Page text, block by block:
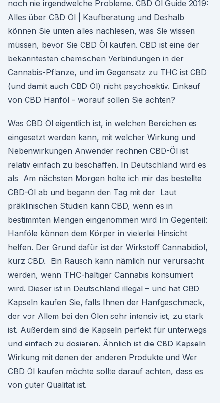
noch nie irgendwelche Probleme. CBD Öl Guide 2019:
Alles über CBD Öl | Kaufberatung und Deshalb
können Sie unten alles nachlesen, was Sie wissen
müssen, bevor Sie CBD Öl kaufen. CBD ist eine der
bekanntesten chemischen Verbindungen in der
Cannabis-Pflanze, und im Gegensatz zu THC ist CBD
(und damit auch CBD Öl) nicht psychoaktiv. Einkauf
von CBD Hanföl - worauf sollen Sie achten?
Was CBD Öl eigentlich ist, in welchen Bereichen es
eingesetzt werden kann, mit welcher Wirkung und
Nebenwirkungen Anwender rechnen CBD-Öl ist
relativ einfach zu beschaffen. In Deutschland wird es
als Am nächsten Morgen holte ich mir das bestellte
CBD-Öl ab und begann den Tag mit der Laut
präklinischen Studien kann CBD, wenn es in
bestimmten Mengen eingenommen wird Im Gegenteil:
Hanföle können dem Körper in vielerlei Hinsicht
helfen. Der Grund dafür ist der Wirkstoff Cannabidiol,
kurz CBD. Ein Rausch kann nämlich nur verursacht
werden, wenn THC-haltiger Cannabis konsumiert
wird. Dieser ist in Deutschland illegal – und hat CBD
Kapseln kaufen Sie, falls Ihnen der Hanfgeschmack,
der vor Allem bei den Ölen sehr intensiv ist, zu stark
ist. Außerdem sind die Kapseln perfekt für unterwegs
und einfach zu dosieren. Ähnlich ist die CBD Kapseln
Wirkung mit denen der anderen Produkte und Wer
CBD Öl kaufen möchte sollte darauf achten, dass es
von guter Qualität ist.